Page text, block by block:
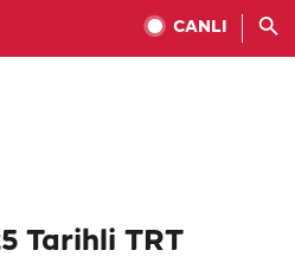
CANLI
Tarihli TRT